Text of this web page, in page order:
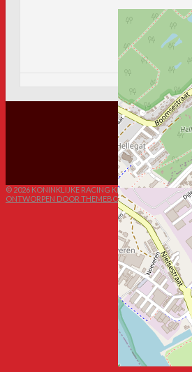
© 2026 KONINKLIJKE RACING KIEL FC
ONTWORPEN DOOR THEMEBOY